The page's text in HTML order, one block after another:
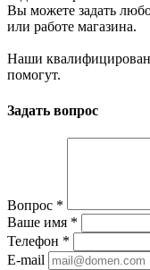
Вы можете задать
или работе магазина.
Наши
помогут.
Задать вопрос
Вопрос *
Ваше имя *
Телефон *
E-mail